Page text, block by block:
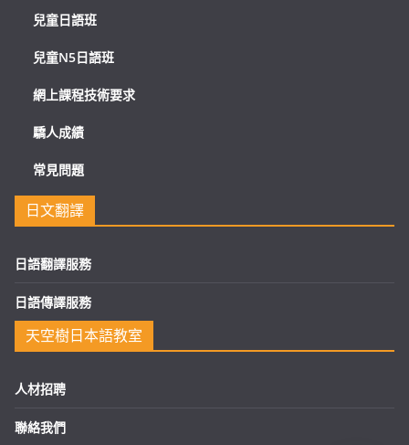
兒童日語班
兒童N5日語班
網上課程技術要求
驕人成績
常見問題
日文翻譯
日語翻譯服務
日語傳譯服務
天空樹日本語教室
人材招聘
聯絡我們